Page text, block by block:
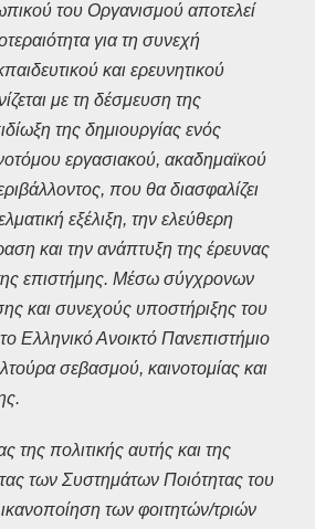
του Οργανισμού αποτελεί
για τη συνεχή
και ερευνητικού
με τη δέσμευση της
της δημιουργίας ενός
εργασιακού, ακαδημαϊκού
που θα διασφαλίζει
εξέλιξη, την ελεύθερη
και την ανάπτυξη της έρευνας
επιστήμης. Μέσω σύγχρονων
και συνεχούς υποστήριξης του
Ελληνικό Ανοικτό Πανεπιστήμιο
σεβασμού, καινοτομίας και
της πολιτικής αυτής και της
των Συστημάτων Ποιότητας του
ικανοποίηση των φοιτητών/τριών